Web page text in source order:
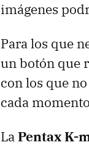
imágenes
Para los que
un botón que
con los que
cada
LaPentax K-